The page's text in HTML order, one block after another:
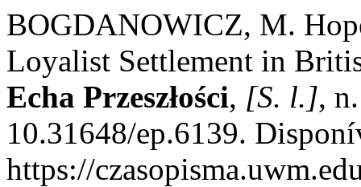
BOGDANOWICZ, M.
Loyalist Settlement in
Echa Przeszłości, [S. l.],
10.31648/ep.6139.
https://